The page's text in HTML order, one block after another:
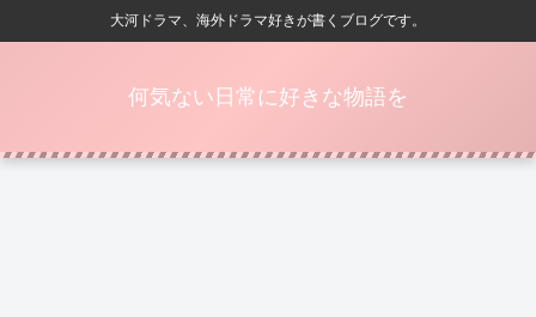
大河ドラマ、海外ドラマ好きが書くブログです。
何気ない日常に好きな物語を